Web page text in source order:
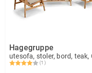
Hagegruppe
Karakter:
(1)
4.0 av 5 mulige